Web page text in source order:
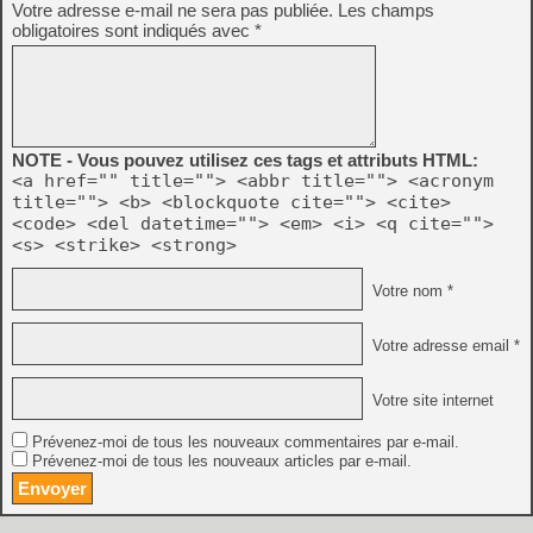
Votre adresse e-mail ne sera pas publiée. Les champs
obligatoires sont indiqués avec *
NOTE - Vous pouvez utilisez ces tags et attributs HTML:
<a href="" title=""> <abbr title=""> <acronym
title=""> <b> <blockquote cite=""> <cite>
<code> <del datetime=""> <em> <i> <q cite="">
<s> <strike> <strong>
Votre nom *
Votre adresse email *
Votre site internet
Prévenez-moi de tous les nouveaux commentaires par e-mail.
Prévenez-moi de tous les nouveaux articles par e-mail.